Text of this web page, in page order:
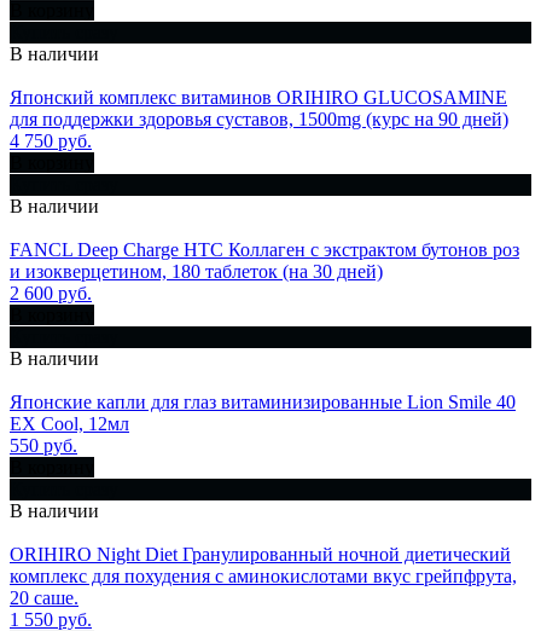
В наличии
Японский комплекс витаминов ORIHIRO GLUCOSAMINE
для поддержки здоровья суставов, 1500mg (курс на 90 дней)
4 750 руб.
В наличии
FANCL Deep Charge HTC Коллаген с экстрактом бутонов роз
и изокверцетином, 180 таблеток (на 30 дней)
2 600 руб.
В наличии
Японские капли для глаз витаминизированные Lion Smile 40
EX Cool, 12мл
550 руб.
В наличии
ORIHIRO Night Diet Гранулированный ночной диетический
комплекс для похудения с аминокислотами вкус грейпфрута,
20 саше.
1 550 руб.